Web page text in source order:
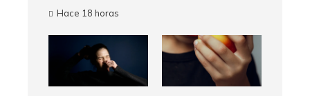
Hace 18 horas